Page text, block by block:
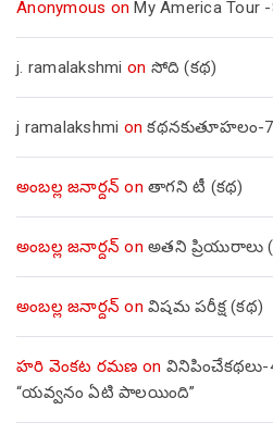
Anonymous onMy America Tour
j. ramalakshmi on సోది (కథ)
j ramalakshmi onకథనకుతూహలం-7
అంబల్ల జనార్దన్ on తాగని టీ (కథ)
అంబల్ల జనార్దన్ on అతని ప్రియురాలు
అంబల్ల జనార్దన్ on విషమ పరీక్ష (క‌థ‌)
హరి వెంకట రమణ on వినిపించేకథలు-
“యవ్వనం ఏటి పాలయింది”